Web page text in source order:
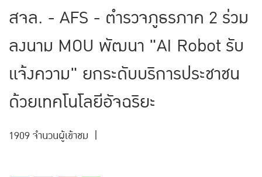
สจล. - AFS - ตำรวจภูธรภาค 2 ร่วม
ลงนาม MOU พัฒนา "AI Robot รับ
แจ้งความ" ยกระดับบริการประชาชน
ด้วยเทคโนโลยีอัจฉริยะ
1909 จำนวนผู้เข้าชม |